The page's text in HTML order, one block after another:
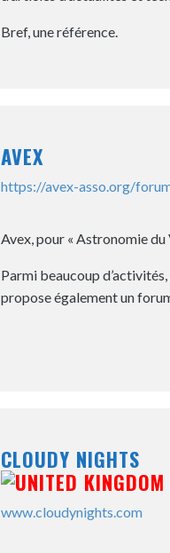
Bref, une référence.
AVEX
https://avex-asso.org/
Avex, pour « Astronomie du
Parmi beaucoup
propose également un
CLOUDY NIGHTS
www.cloudynights.com